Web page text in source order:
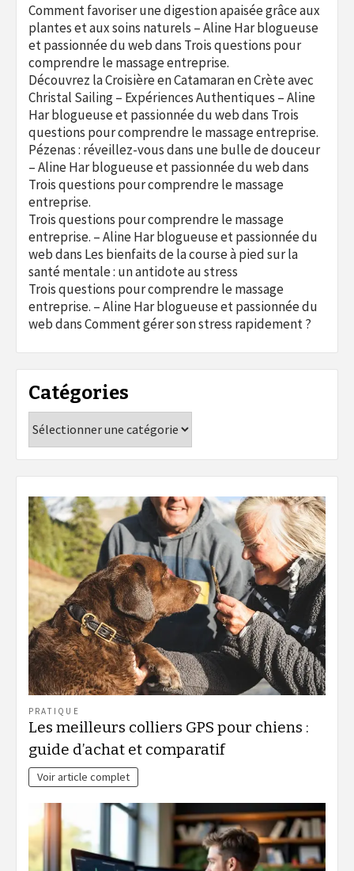
Comment favoriser une digestion apaisée grâce aux
plantes et aux soins naturels – Aline Har blogueuse
et passionnée du webdans Trois questions pour
comprendre le massage entreprise.
Découvrez la Croisière en Catamaran en Crète avec
Christal Sailing – Expériences Authentiques – Aline
Har blogueuse et passionnée du webdans Trois
questions pour comprendre le massage entreprise.
Pézenas : réveillez-vous dans une bulle de douceur
– Aline Har blogueuse et passionnée du webdans
Trois questions pour comprendre le massage
entreprise.
Trois questions pour comprendre le massage
entreprise. – Aline Har blogueuse et passionnée du
webdans Les bienfaits de la course à pied sur la
santé mentale : un antidote au stress
Trois questions pour comprendre le massage
entreprise. – Aline Har blogueuse et passionnée du
webdansComment gérer son stress rapidement ?
Catégories
PRATIQUE
Les meilleurs colliers GPS pour chiens :
guide d’achat et comparatif
Voir article complet